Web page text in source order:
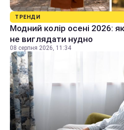
ТРЕНДИ
Модний колір осені 2026:
не виглядати нудно
08 серпня 2026, 11:34